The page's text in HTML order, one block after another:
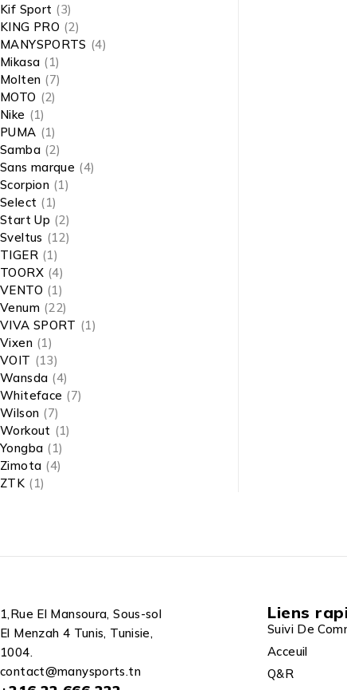
Kif Sport (3)
KING PRO (2)
MANYSPORTS (4)
Mikasa (1)
Molten (7)
MOTO (2)
Nike (1)
PUMA (1)
Samba (2)
Sans marque (4)
Scorpion (1)
Select (1)
Start Up (2)
Sveltus (12)
TIGER (1)
TOORX (4)
VENTO (1)
Venum (22)
VIVA SPORT (1)
Vixen (1)
VOIT (13)
Wansda (4)
Whiteface (7)
Wilson (7)
Workout (1)
Yongba (1)
Zimota (4)
ZTK (1)
1,Rue El Mansoura, Sous-sol
El Menzah 4 Tunis, Tunisie,
1004.
contact@manysports.tn
Liens
Suivi De
Acceuil
Q&R